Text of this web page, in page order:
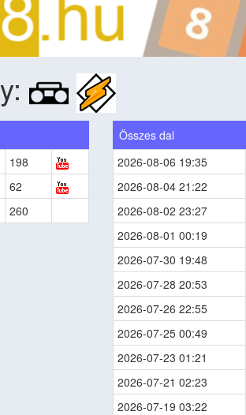
198
62
260
Összes dal
2026-08-06 19:35
2026-08-04 21:22
2026-08-02 23:27
2026-08-01 00:19
2026-07-30 19:48
2026-07-28 20:53
2026-07-26 22:55
2026-07-25 00:49
2026-07-23 01:21
2026-07-21 02:23
2026-07-19 03:22